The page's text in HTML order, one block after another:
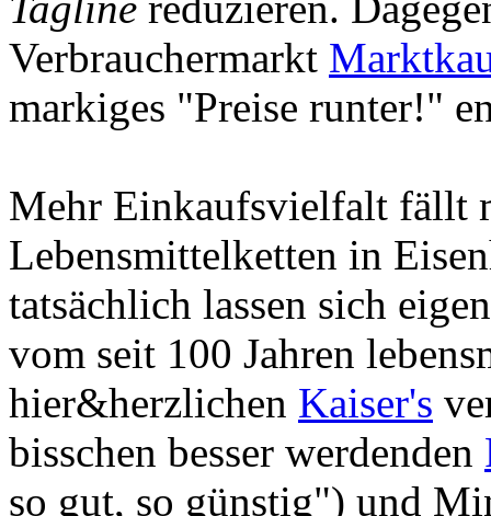
Verbrauchermarkt
markiges "Preise runter!"
Mehr Einkaufsvielfalt fällt
Lebensmittelketten in
tatsächlich lassen sich
vom seit 100 Jahren
hier&herzlichen Kaiser's
bisschen besser werdenden
so gut, so günstig") und